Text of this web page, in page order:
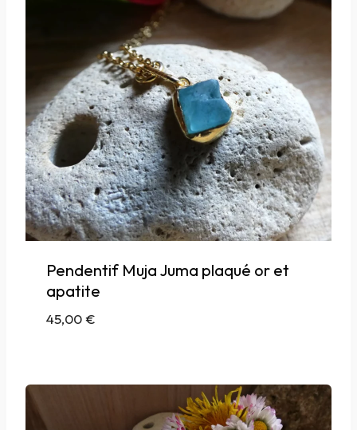
Pendentif Muja Juma plaqué or et
apatite
45,00€